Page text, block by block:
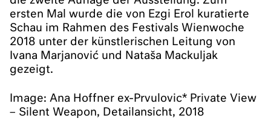
ersten Mal wurde die von Ezgi Erol kuratierte
Schau im Rahmen des Festivals Wienwoche
2018 unter der künstlerischen Leitung von
Ivana Marjanović und Nataša Mackuljak
gezeigt.
Image: Ana Hoffner ex-Prvulovic* Private View
– Silent Weapon, Detailansicht, 2018